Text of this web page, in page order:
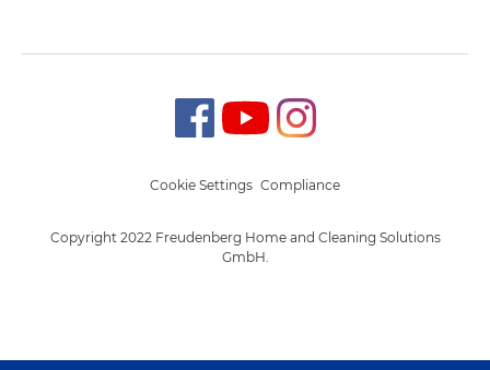
Copyright 2022 Freudenberg Home and Cleaning Solutions
GmbH.
Cookie Settings Compliance